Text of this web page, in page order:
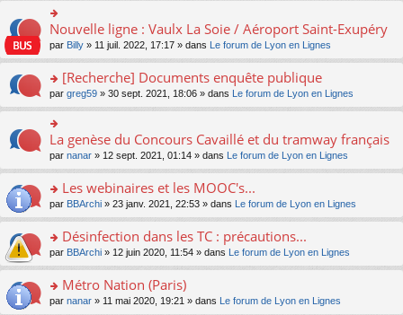
c
nt
u
s
c
e
nt
n
o
lu
pl
u
s
ré
c
e
nt
s
g
e
n
o
lu
pl
u
s
ré
e
nt
m
e
s
g
e
n
o
n
le
u
s
ré
e
nt
s
ult
er
le
m
e
s
a
e
n
o
n
le
u
s
ré
e
nt
o
n
er
le
m
e
s
a
g
e
n
o
lu
le
pl
u
s
Nouvelle ligne : Vaulx La Soie / Aéroport Saint-Exupéry
par Billy » 11 juil. 2022, 17:17 » dans Le forum de Lyon en Lignes
o
n
s
ult
er
le
m
e
s
g
e
n
o
lu
[Recherche] Documents enquête publique
par greg59 » 30 sept. 2021, 18:06 » dans Le forum de Lyon en Lignes
n
er
le
m
e
s
a
g
e
La genèse du Concours Cavaillé et du tramway français
par nanar » 12 sept. 2021, 01:14 » dans Le forum de Lyon en Lignes
o
n
ult
er
le
m
e
Les webinaires et les MOOC's...
par BBArchi » 23 janv. 2021, 22:53 » dans Le forum de Lyon en Lignes
o
n
ult
er
Désinfection dans les TC : précautions...
par BBArchi » 12 juin 2020, 11:54 » dans Le forum de Lyon en Lignes
o
Métro Nation (Paris)
par nanar » 11 mai 2020, 19:21 » dans Le forum de Lyon en Lignes